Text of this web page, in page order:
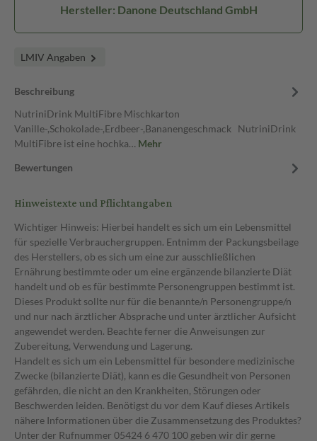
Hersteller: Danone Deutschland GmbH
LMIV Angaben
Beschreibung
NutriniDrink MultiFibre Mischkarton
Vanille-,Schokolade-,Erdbeer-,Bananengeschmack NutriniDrink
MultiFibre ist eine hochka… Mehr
Bewertungen
Hinweistexte und Pflichtangaben
Wichtiger Hinweis: Hierbei handelt es sich um ein Lebensmittel
für spezielle Verbrauchergruppen. Entnimm der Packungsbeilage
des Herstellers, ob es sich um eine zur ausschließlichen
Ernährung bestimmte oder um eine ergänzende bilanzierte Diät
handelt und ob es für bestimmte Personengruppen bestimmt ist.
Dieses Produkt sollte nur für die benannte/n Personengruppe/n
und nur nach ärztlicher Absprache und unter ärztlicher Aufsicht
angewendet werden. Beachte ferner die Anweisungen zur
Zubereitung, Verwendung und Lagerung.
Handelt es sich um ein Lebensmittel für besondere medizinische
Zwecke (bilanzierte Diät), kann es die Gesundheit von Personen
gefährden, die nicht an den Krankheiten, Störungen oder
Beschwerden leiden. Benötigst du vor dem Kauf dieses Artikels
nähere Informationen über die Zusammensetzung des Produktes?
Unter der Rufnummer 05424 6 470 100 geben wir dir gerne